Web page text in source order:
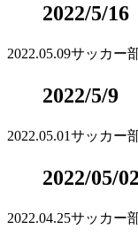
2022/5/
2022.05.09サッカー
2022/5/
2022.05.01サッカー
2022/05/
2022.04.25サッカー